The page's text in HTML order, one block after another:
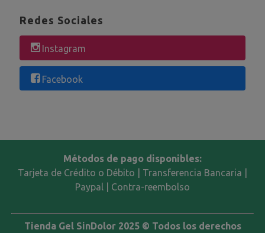
Redes Sociales
Instagram
Facebook
Métodos de pago disponibles:
Tarjeta de Crédito o Débito | Transferencia Bancaria |
Paypal | Contra-reembolso
Tienda Gel SinDolor 2025 © Todos los derechos